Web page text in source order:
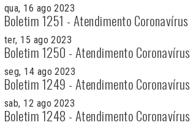
qua, 16 ago 2023
Boletim 1251 - Atendimento Coronavírus
ter, 15 ago 2023
Boletim 1250 - Atendimento Coronavírus
seg, 14 ago 2023
Boletim 1249 - Atendimento Coronavírus
sab, 12 ago 2023
Boletim 1248 - Atendimento Coronavírus